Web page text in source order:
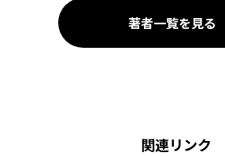
著者一覧を見る
関連リンク